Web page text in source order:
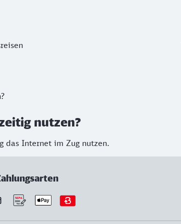
nutzen?
das Internet im Zug nutzen.